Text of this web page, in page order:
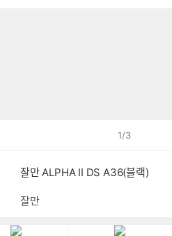
1/3
잘만 ALPHA II DS A36(블랙)
잘만